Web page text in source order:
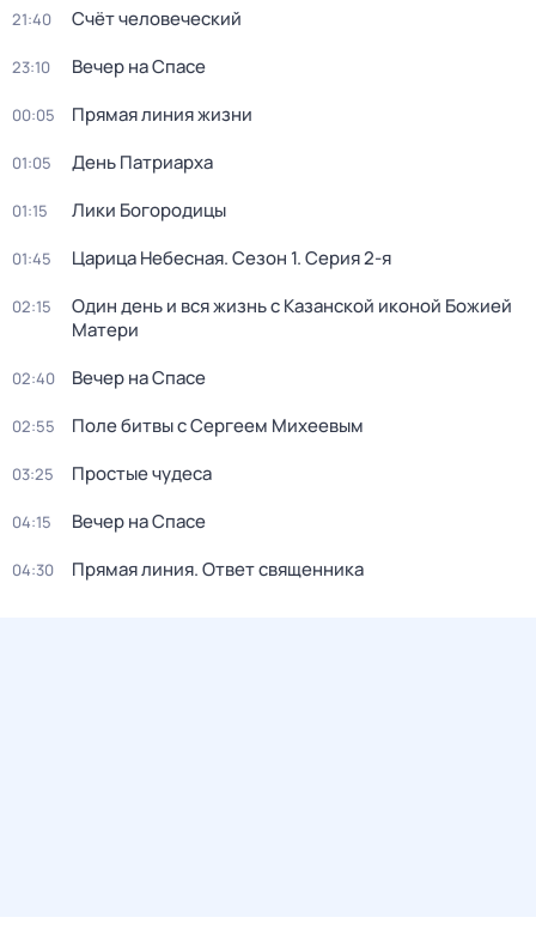
21:40 Счёт человеческий
23:10 Вечер на Спасе
00:05 Прямая линия жизни
01:05 День Патриарха
01:15 Лики Богородицы
01:45 Царица Небесная. Сезон 1. Серия 2-я
02:15
Один день и вся жизнь с Казанской иконой Божией
Матери
02:40 Вечер на Спасе
02:55 Поле битвы с Сергеем Михеевым
03:25 Простые чудеса
04:15 Вечер на Спасе
04:30 Прямая линия. Ответ священника